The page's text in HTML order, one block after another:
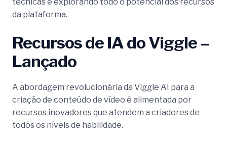
da plataforma.
Recursos de IA do Viggle –
Lançado
A abordagem revolucionária da Viggle AI para a
criação de conteúdo de vídeo é alimentada por
recursos inovadores que atendem a criadores de
todos os níveis de habilidade.